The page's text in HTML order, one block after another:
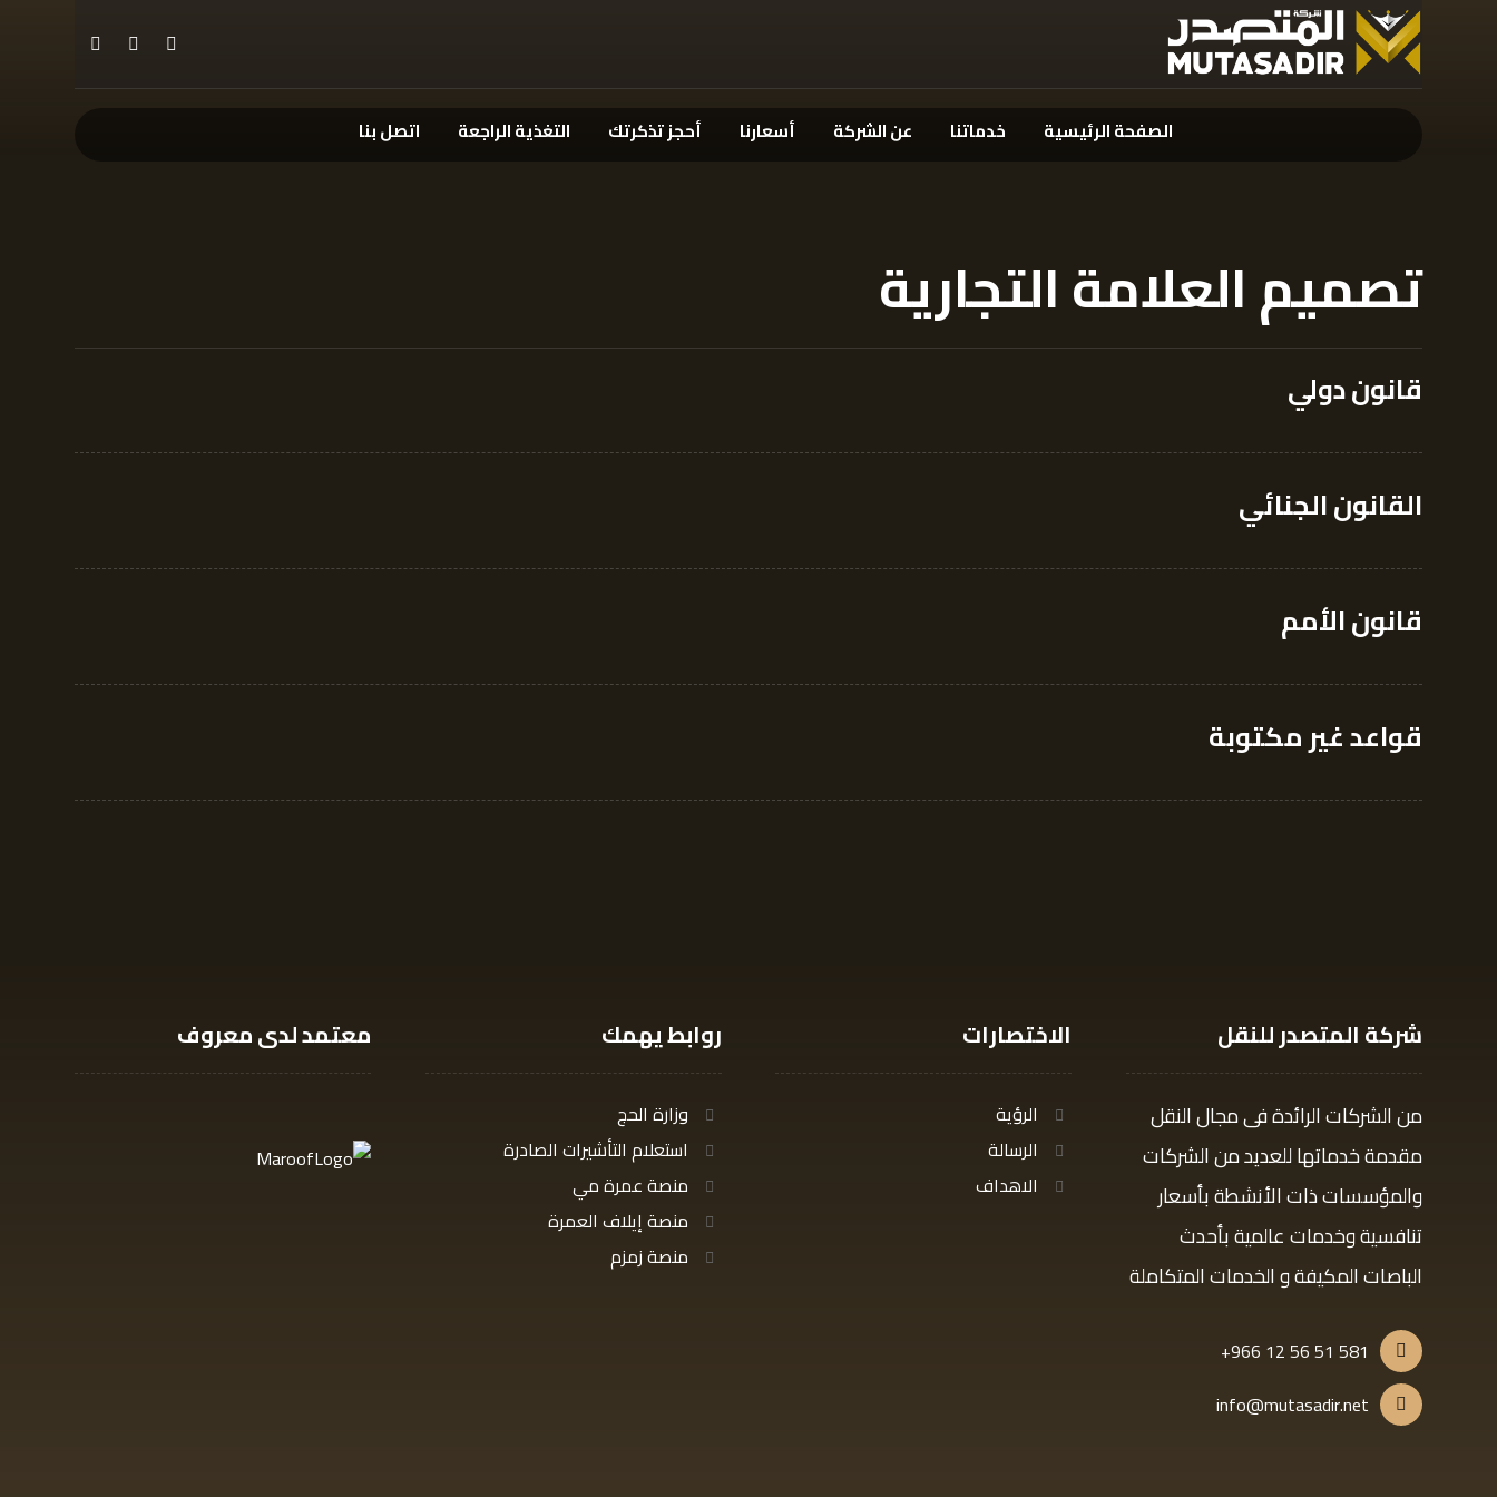
الصفحة الرئيسية خدماتنا عن الشركة أسعارنا أحجز تذكرتك التغذية الراجعة اتصل بنا
تصميم العلامة التجارية
قانون دولي
القانون الجنائي
قانون الأمم
قواعد غير مكتوبة
شركة المتصدر للنقل
من الشركات الرائدة فى مجال النقل
مقدمة خدماتها للعديد من الشركات
والمؤسسات ذات الأنشطة بأسعار
تنافسية وخدمات عالمية بأحدث
الباصات المكيفة و الخدمات المتكاملة
581 51 56 12 966+
info@mutasadir.net
الاختصارات
الرؤية
الرسالة
الاهداف
روابط يهمك
وزارة الحج
استعلام التأشيرات الصادرة
منصة عمرة مي
منصة إيلاف العمرة
منصة زمزم
معتمد لدى معروف